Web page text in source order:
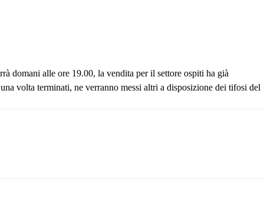
domani alle ore 19.00, la vendita per il settore ospiti ha già
volta terminati, ne verranno messi altri a disposizione dei tifosi del